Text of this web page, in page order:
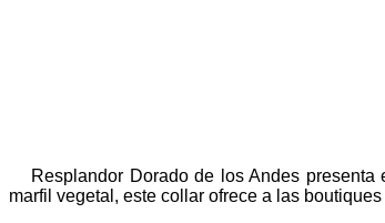
Resplandor Dorado de los Andes
marfil vegetal, este collar ofrece a las